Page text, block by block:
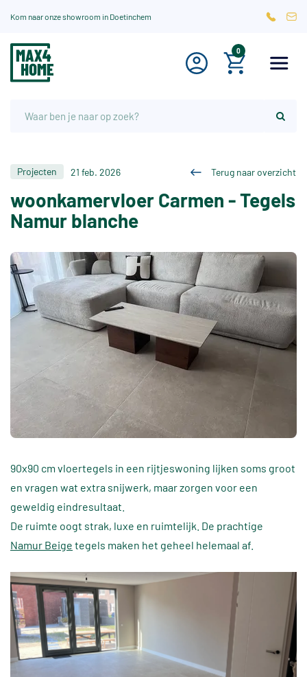
Kom naar onze showroom in Doetinchem
0
Projecten 21 feb. 2026 Terug naar overzicht
woonkamervloer Carmen - Tegels
Namur blanche
90x90 cm vloertegels in een rijtjeswoning lijken soms groot
en vragen wat extra snijwerk, maar zorgen voor een
geweldig eindresultaat.
De ruimte oogt strak, luxe en ruimtelijk. De prachtige
Namur Beige tegels maken het geheel helemaal af.